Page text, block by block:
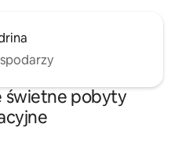
świetne pobyty